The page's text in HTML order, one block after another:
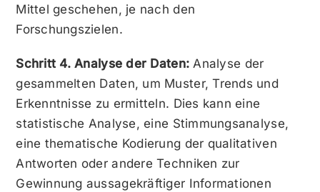
Mittel geschehen, je nach den
Forschungszielen.
Schritt 4. Analyse der Daten:Analyse der
gesammelten Daten, um Muster, Trends und
Erkenntnisse zu ermitteln. Dies kann eine
statistische Analyse, eine Stimmungsanalyse,
eine thematische Kodierung der qualitativen
Antworten oder andere Techniken zur
Gewinnung aussagekräftiger Informationen